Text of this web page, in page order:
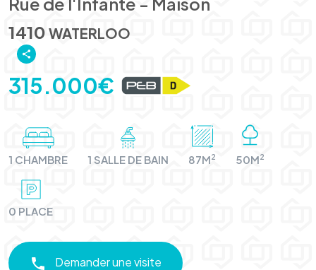
1410 WATERLOO
315.000€
1 CHAMBRE 1 SALLE DE BAIN 87M2 50M2
0 PLACE
Demander une visite